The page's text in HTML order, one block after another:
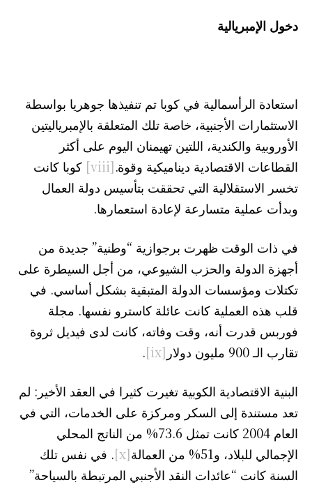
دخول الإمبريالية
استعادة الرأسمالية في كوبا تم تنفيذها جوهريا بواسطة
الاستثمارات الأجنبية، خاصة تلك المتعلقة بالإمبرياليتين
الأوروبية والكندية، اللتين تهيمنان اليوم على أكثر
القطاعات الاقتصادية ديناميكية وقوة.[viii]
كوبا كانت
تخسر الاستقلالية التي تحققت بتأسيس دولة العمال
وبدأت عملية متسارعة لإعادة استعمارها.
في ذات الوقت ظهرت برجوازية “وطنية” جديدة من
أجهزة الدولة والحزب الشيوعي، من أجل السيطرة على
تكتلات ومؤسسات الدولة المتبقية بشكل أساسي. في
قلب هذه العملية كانت عائلة كاسترو نفسها. مجلة
فوربس قدرت أنه، وقت وفاته، كانت لدى فيديل ثروة
تقارب الـ 900 مليون دولار
[ix]
.
البنية الاقتصادية الكوبية تغيرت كثيرا في العقد الأخير: لم
تعد مستندة إلى السكر ومركزة على الخدمات، التي في
العام 2004 كانت تمثل 73.6% من الناتج المحلي
الإجمالي للبلاد، و51% من العمالة
[x]
. في نفس تلك
السنة كانت “عائدات النقد الأجنبي المرتبطة بالسياحة”